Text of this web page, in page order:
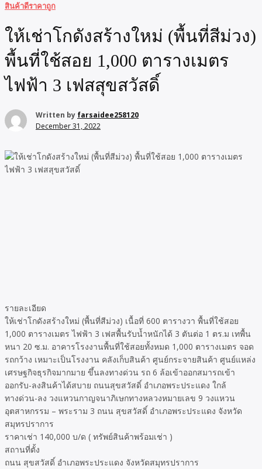
สินค้าดีราคาถูก
ให้เช่าโกดังสร้างใหม่ (พื้นที่สีม่วง)
พื้นที่ใช้สอย 1,000 ตารางเมตร
ไฟฟ้า 3 เฟสสุขสวัสดิ์
Written by farsaidee258120
December 31, 2022
รายละเอียด
ให้เช่าโกดังสร้างใหม่ (พื้นที่สีม่วง) เนื้อที่ 600 ตารางวา พื้นที่ใช้สอย
1,000 ตารางเมตร ไฟฟ้า 3 เฟสพื้นรับน้ำหนักได้ 3 ตันต่อ 1 ตร.ม เทพื้น
หนา 20 ซ.ม. อาคารโรงงานพื้นที่ใช้สอยทั้งหมด 1,000 ตารางเมตร จอด
รถกว้าง เหมาะเป็นโรงงาน คลังเก็บสินค้า ศูนย์กระจายสินค้า ศูนย์แหล่ง
เศรษฐกิจธุรกิจมากมาย ขึ้นลงทางด่วน รถ 6 ล้อเข้าออกสมารถเข้า
ออกรับ-ลงสินค้าได้สบาย ถนนสุขสวัสดิ์ อำเภอพระประแดง ใกล้
ทางด่วน-ลง วงแหวนกาญจนาภิเษกทางหลวงหมายเลข 9 วงแหวน
อุตสาหกรรม – พระราม 3 ถนน สุขสวัสดิ์ อำเภอพระประแดง จังหวัด
สมุทรปราการ
ราคาเช่า 140,000 บ/ด ( ทรัพย์สินค้าพร้อมเช่า )
สถานที่ตั้ง
ถนน สุขสวัสดิ์ อำเภอพระประแดง จังหวัดสมุทรปราการ